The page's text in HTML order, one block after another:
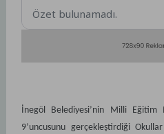
Özet bulunamadı.
İnegöl Belediyesi’nin Milli
9’uncusunu gerçekleştirdiği